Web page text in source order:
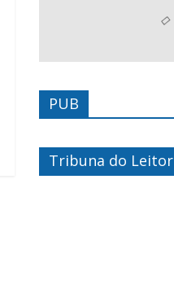
PUB
Tribuna do Leitor